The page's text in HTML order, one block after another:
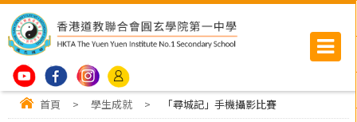
首頁 > 學生成就 > 「尋城記」手機攝影比賽